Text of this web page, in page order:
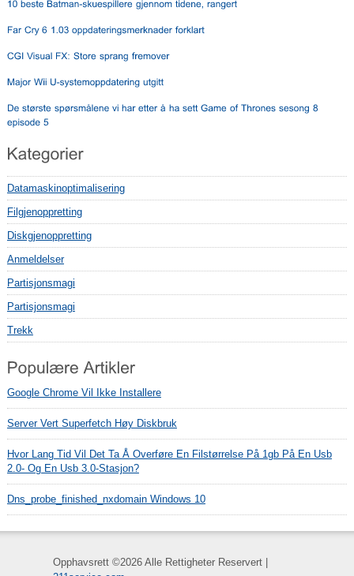
Datamaskinoptimalisering
Filgjenoppretting
Diskgjenoppretting
Anmeldelser
Partisjonsmagi
Partisjonsmagi
Trekk
Google Chrome Vil Ikke Installere
Server Vert Superfetch Høy Diskbruk
Hvor Lang Tid Vil Det Ta Å Overføre En Filstørrelse På 1gb På En Usb
2.0- Og En Usb 3.0-Stasjon?
Dns_probe_finished_nxdomain Windows 10
Opphavsrett ©2026 Alle Rettigheter Reservert |